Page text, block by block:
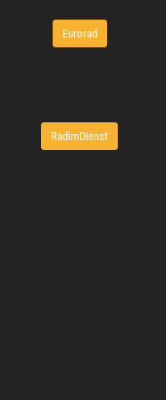
Eurorad
RadimDienst